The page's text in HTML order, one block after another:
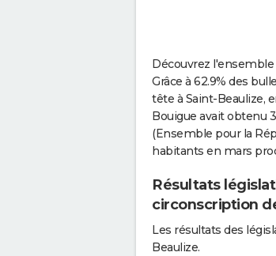
Découvrez l'ensemble
Grâce à 62.9% des
tête à Saint-Beaulize,
Bouigue avait obtenu
(Ensemble pour la
habitants en mars
Résultats
circonscription
Les résultats des
Beaulize.